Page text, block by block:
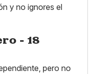
y no ignores el
- 18
pero no